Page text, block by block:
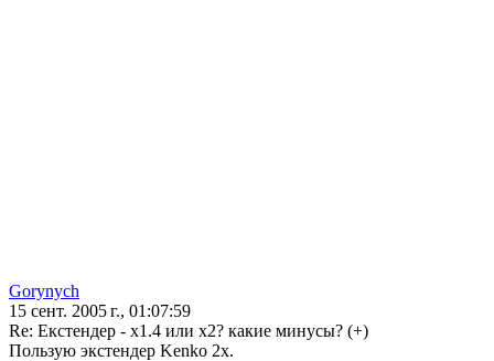
Gorynych
15 сент. 2005 г., 01:07:59
Re: Екстендер - х1.4 или х2? какие минусы? (+)
Пользую экстендер Kenko 2x.